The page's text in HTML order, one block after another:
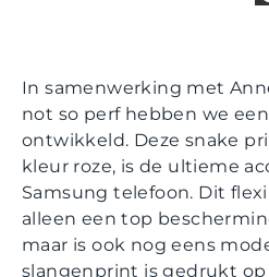
In samenwerking met
not so perf hebben we
ontwikkeld. Deze snake
kleur roze, is de ultieme
Samsung telefoon. Dit
alleen een top
maar is ook nog eens
slangenprint is gedrukt